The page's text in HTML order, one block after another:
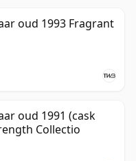
oud 1993 Fragrant
oud 1991 (cask
Collectio